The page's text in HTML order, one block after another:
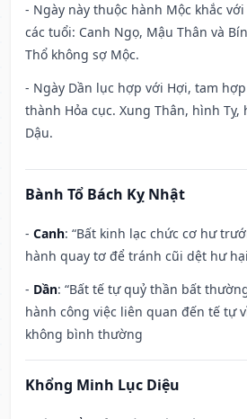
- Ngày này thuộc hành Mộc khắc
các tuổi: Canh Ngọ, Mậu Thân và
Thổ không sợ Mộc.
- Ngày Dần lục hợp với Hợi, tam
thành Hỏa cục. Xung Thân, hình Tỵ,
Dậu.
Bành Tổ Bách Kỵ Nhật
- Canh: “Bất kinh lạc chức cơ hư
hành quay tơ để tránh cũi dệt hư
- Dần: “Bất tế tự quỷ thần bất
hành công việc liên quan đến tế tự
không bình thường
Khổng Minh Lục Diệu